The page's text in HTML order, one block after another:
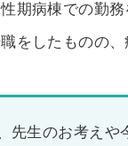
期病棟での勤
をしたものの
先生のお考えや